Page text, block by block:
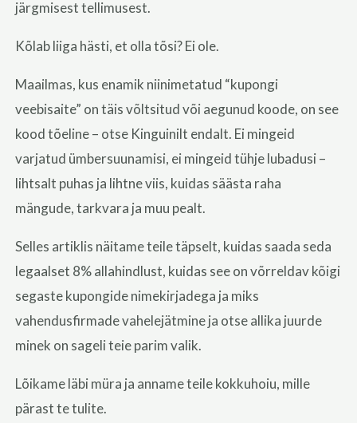
järgmisest tellimusest.
Kõlab liiga hästi, et olla tõsi? Ei ole.
Maailmas, kus enamik niinimetatud “kupongi
veebisaite” on täis võltsitud või aegunud koode, on see
kood tõeline – otse Kinguinilt endalt. Ei mingeid
varjatud ümbersuunamisi, ei mingeid tühje lubadusi –
lihtsalt puhas ja lihtne viis, kuidas säästa raha
mängude, tarkvara ja muu pealt.
Selles artiklis näitame teile täpselt, kuidas saada seda
legaalset 8% allahindlust, kuidas see on võrreldav kõigi
segaste kupongide nimekirjadega ja miks
vahendusfirmade vahelejätmine ja otse allika juurde
minek on sageli teie parim valik.
Lõikame läbi müra ja anname teile kokkuhoiu, mille
pärast te tulite.